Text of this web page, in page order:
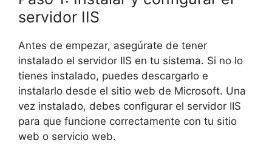
servidor IIS
Antes de empezar, asegúrate de tener
instalado el servidor IIS en tu sistema. Si no lo
tienes instalado, puedes descargarlo e
instalarlo desde el sitio web de Microsoft. Una
vez instalado, debes configurar el servidor IIS
para que funcione correctamente con tu sitio
web o servicio web.